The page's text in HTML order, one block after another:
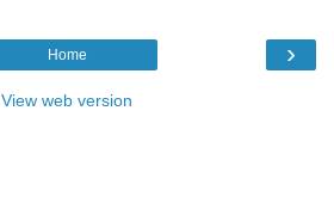
›
Home
View web version